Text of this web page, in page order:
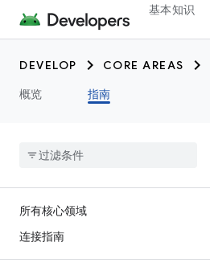
基本知识
DEVELOP CORE AREAS
概览
指南
所有核心领域
连接指南